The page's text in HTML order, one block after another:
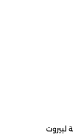
لبيروت